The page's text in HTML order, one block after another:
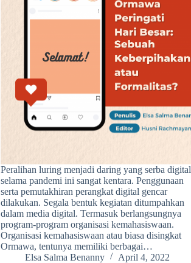
Peralihan luring menjadi daring yang serba digital
selama pandemi ini sangat kentara. Penggunaan
serta pemutakhiran perangkat digital gencar
dilakukan. Segala bentuk kegiatan ditumpahkan
dalam media digital. Termasuk berlangsungnya
program-program organisasi kemahasiswaan.
Organisasi kemahasiswaan atau biasa disingkat
Ormawa, tentunya memiliki berbagai…
Elsa Salma Benanny
April 4, 2022